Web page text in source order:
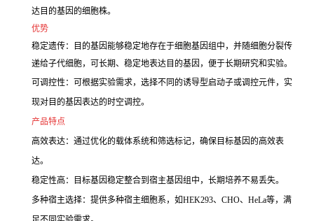
达目的基因的细胞株。
优势
稳定遗传：目的基因能够稳定地存在于细胞基因组中，并随细胞分裂传
递给子代细胞，可长期、稳定地表达目的基因，便于长期研究和实验。
可调控性：可根据实验需求，选择不同的诱导型启动子或调控元件，实
现对目的基因表达的时空调控。
产品特点
高效表达：通过优化的载体系统和筛选标记，确保目标基因的高效表
达。
稳定性高：目标基因稳定整合到宿主基因组中，长期培养不易丢失。
多种宿主选择：提供多种宿主细胞系，如HEK293、CHO、HeLa等，满